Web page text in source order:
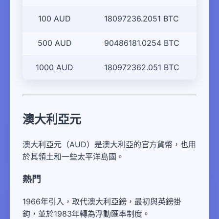
100 AUD 18097236.2051 BTC
500 AUD 90486181.0254 BTC
1000 AUD 180972362.051 BTC
澳大利亞元
澳大利亞元（AUD）是澳大利亞的官方貨幣，也用
於其領土和一些太平洋島國。
熱門
1966年引入，取代澳大利亞鎊，最初與英鎊掛
鉤，並於1983年轉為浮動匯率制度。